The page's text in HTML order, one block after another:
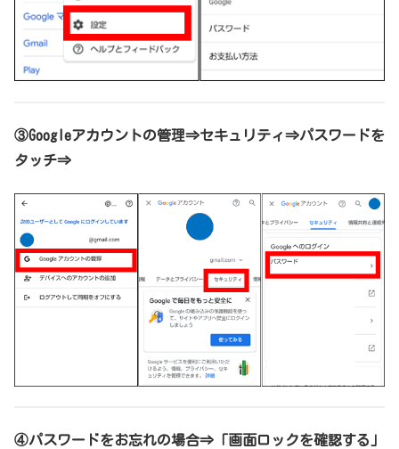
③Googleアカウントの管理⇒セキュリティ⇒パスワードを
タッチ⇒
④パスワードをお忘れの場合⇒「画面ロックを確認する」